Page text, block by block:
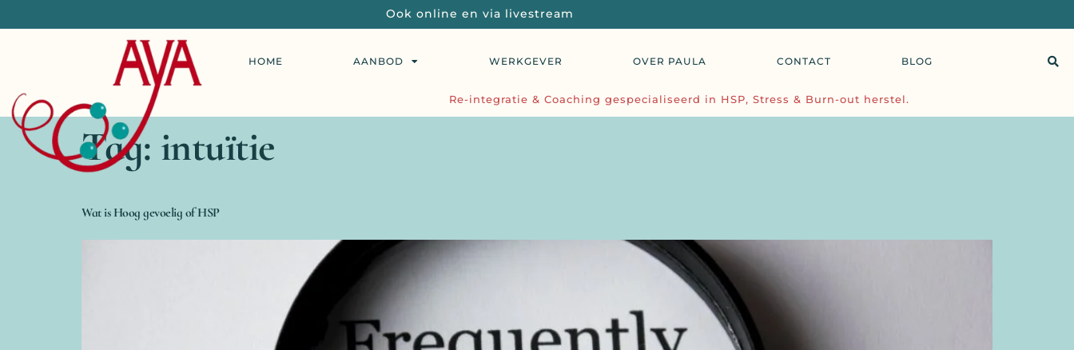
Ook online en via livestream
HOME AANBOD WERKGEVER OVER PAULA CONTACT BLOG
Re-integratie & Coaching gespecialiseerd in HSP, Stress & Burn-out herstel.
Tag: intuïtie
Wat is Hoog gevoelig of HSP